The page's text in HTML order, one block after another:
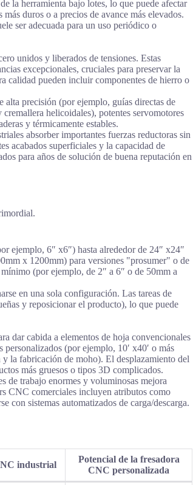
la herramienta bajo lotes, lo que puede afectar
duros o a precios de avance más elevados.
ser adecuada para un uso periódico o
unidos y liberados de tensiones. Estas
excepcionales, cruciales para preservar la
calidad pueden incluir componentes de hierro o
precisión (por ejemplo, guías directas de
helicoidales), potentes servomotores
y térmicamente estables.
absorber importantes fuerzas reductoras sin
acabados superficiales y la capacidad de
para años de solución de buena reputación en
ejemplo, 6″ x6″) hasta alrededor de 24″ x24″
x 1200mm) para versiones "prosumer" o de
(por ejemplo, de 2″ a 6″ o de 50mm a
en una sola configuración. Las tareas de
y reposicionar el producto), lo que puede
dar cabida a elementos de hoja convencionales
personalizados (por ejemplo, 10′ x40′ o más
la fabricación de moho). El desplazamiento del
más gruesos o tipos 3D complicados.
de trabajo enormes y voluminosas mejora
CNC comerciales incluyen atributos como
con sistemas automatizados de carga/descarga.
industrial
Potencial de la fresadora
CNC personalizada